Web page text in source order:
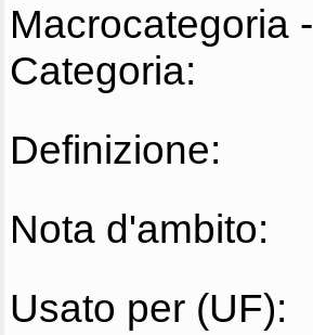
Macrocategoria -
Categoria:
Definizione:
Nota d'ambito:
Usato per (UF):